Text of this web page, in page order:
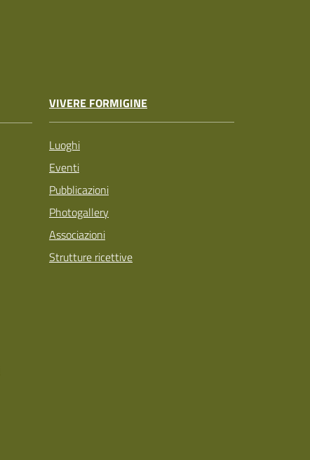
VIVERE FORMIGINE
Luoghi
Eventi
Pubblicazioni
Photogallery
Associazioni
Strutture ricettive